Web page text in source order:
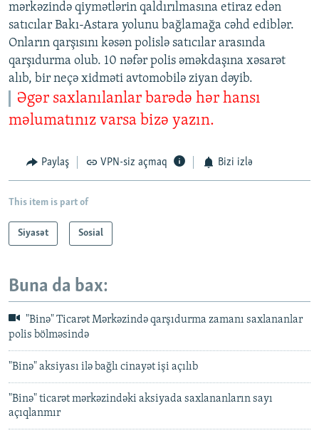
mərkəzində qiymətlərin qaldırılmasına etiraz edən
satıcılar Bakı-Astara yolunu bağlamağa cəhd ediblər.
Onların qarşısını kəsən polislə satıcılar arasında
qarşıdurma olub. 10 nəfər polis əməkdaşına xəsarət
alıb, bir neçə xidməti avtomobilə ziyan dəyib.
Əgər saxlanılanlar barədə hər hansı
məlumatınız varsa bizə yazın.
Paylaş VPN-siz açmaq Bizi izlə
This item is part of
Siyasət Sosial
Buna da bax:
"Binə" Ticarət Mərkəzində qarşıdurma zamanı saxlananlar
polis bölməsində
"Binə" aksiyası ilə bağlı cinayət işi açılıb
"Binə" ticarət mərkəzindəki aksiyada saxlananların sayı
açıqlanmır